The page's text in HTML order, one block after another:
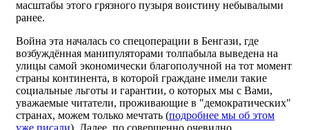
масштабы этого грязного пузыря воистину небывалыми
ранее.
Война эта началась со спецоперации в Бенгази, где
возбуждённая манипуляторами толпабыла выведена на
улицы самой экономически благополучной на тот момент
страны континента, в которой граждане имели такие
социальные льготы и гарантии, о которых мы с Вами,
уважаемые читатели, проживающие в "демократических"
странах, можем только мечтать (подробнее мы об этом
уже писали). Далее, по совершенно очевидно,